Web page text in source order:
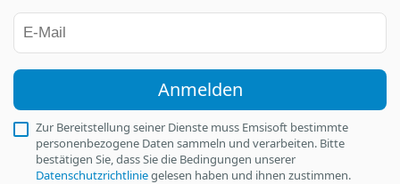
Anmelden
Zur Bereitstellung seiner Dienste muss Emsisoft bestimmte
personenbezogene Daten sammeln und verarbeiten. Bitte
bestätigen Sie, dass Sie die Bedingungen unserer
Datenschutzrichtliniegelesen haben und ihnen zustimmen.